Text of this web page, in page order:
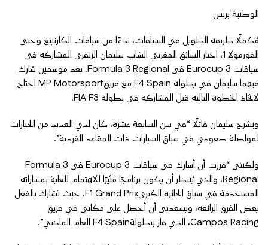
الوطنية بريس
مُكملًا طريقه الطويل في السباقات، بدءًا من سباقات الكارتينغ وحتى
الفورمولا 1، اختار السائق المغربي الشاب سليمان الزنفري المشاركة في
سباقات Eurocup 3 في Formula 3 Regional. بعد موسمين شارك
فيهما سليمان في بطولة F4 Spain مع فريقMP Motorsport احتاج
لاتخاذ الخطوة التالية قبل المشاركة في بطولة FIA F3.
ويشرح سليمان قائلًا “في سن السابعة عشرة، كان لدي العديد من الخيارات
لمواصلة صعودي في سباق السيارات ذات المقاعد الفردية”.
ولكنني “قررت أن أشارك في سباقات Eurocup 3 في Formula 3
Regional، والذي يُنتظر أن يكون برنامجًا مثيرًا للاهتمام للغاية بمساراته
المستخدمة في سباق الجائزة الكبرىF1 Grand Prix. حيث تشارك بالفعل
بعض الفرق الرائعة، ويسعدني أن أحصل على مكاني في فريق
Campos Racing، الذي فاز ببطولةF4 Spain العام الماضي”.